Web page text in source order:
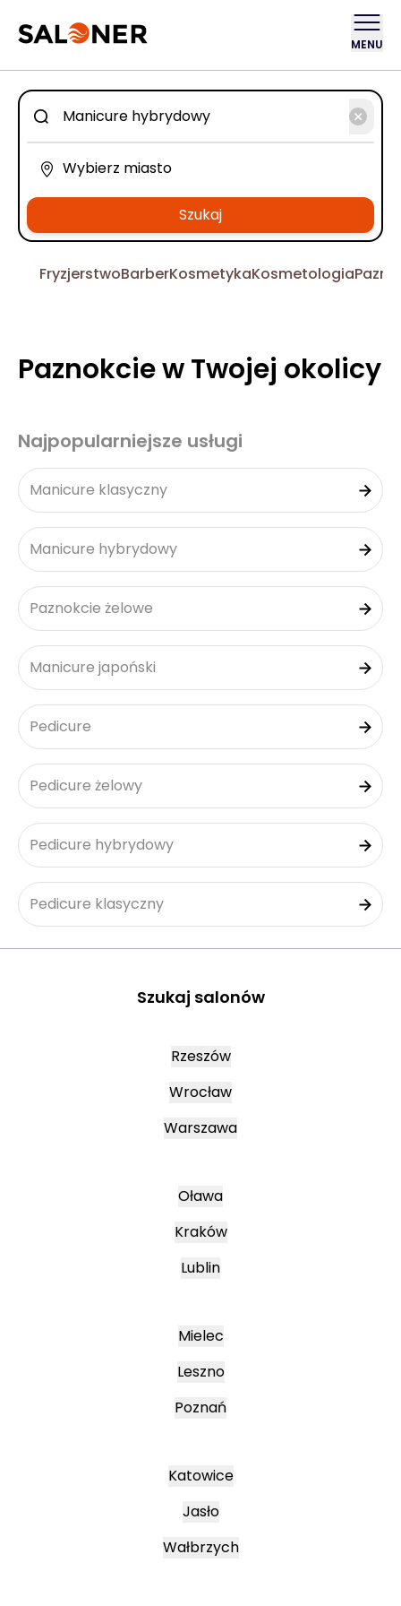
MENU
Szukaj
FryzjerstwoBarberKosmetykaKosmetologia
Paznokcie w Twojej okolicy
Najpopularniejsze usługi
Manicure klasyczny
Manicure hybrydowy
Paznokcie żelowe
Manicure japoński
Pedicure
Pedicure żelowy
Pedicure hybrydowy
Pedicure klasyczny
Szukaj salonów
Rzeszów
Wrocław
Warszawa
Oława
Kraków
Lublin
Mielec
Leszno
Poznań
Katowice
Jasło
Wałbrzych